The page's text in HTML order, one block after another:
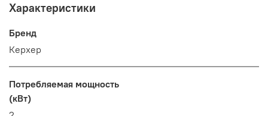
Характеристики
Бренд
Керхер
Потребляемая мощность
(кВт)